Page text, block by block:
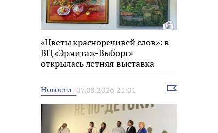
«Цветы красноречивей слов»: в
ВЦ «Эрмитаж-Выборг»
открылась летняя выставка
Новости 07.08.2026 21:01
Выбрать